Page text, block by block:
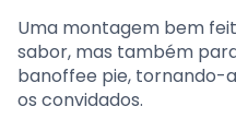
Uma montagem bem
sabor, mas também
banoffee pie, tornando-
os convidados.